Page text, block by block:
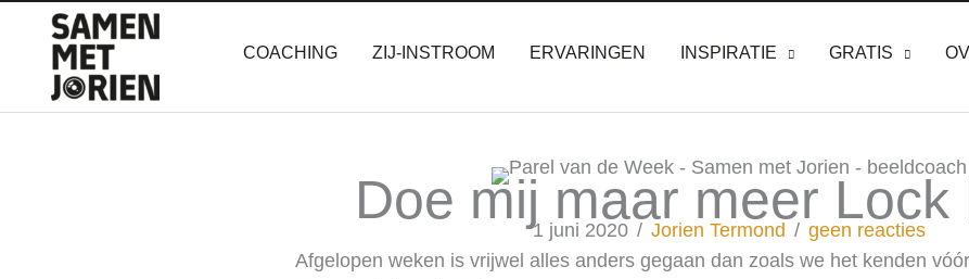
inhoud
COACHING ZIJ-INSTROOM ERVARINGEN INSPIRATIE GRATIS
Doe mij maar meer Lock
1 juni 2020 / Jorien Termond / geen reacties
Afgelopen weken is vrijwel alles anders gegaan dan zoals we het kenden